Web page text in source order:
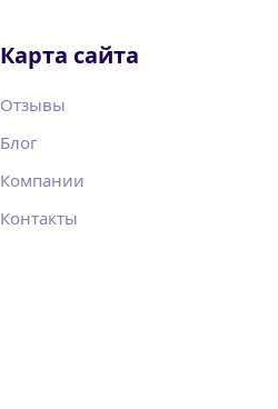
Карта сайта
Отзывы
Блог
Компании
Контакты